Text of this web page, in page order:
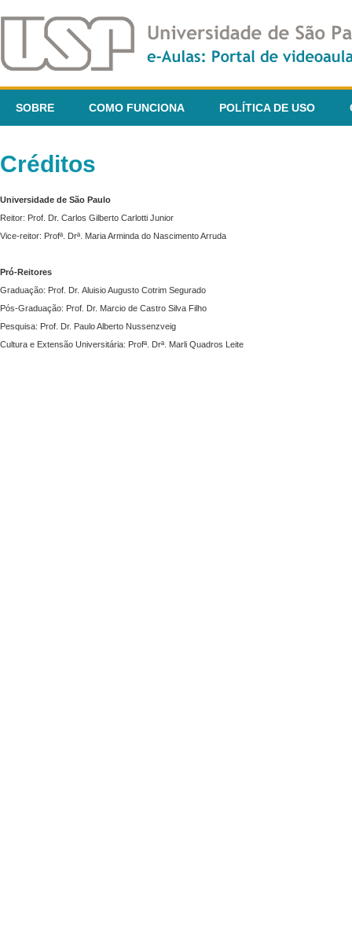
SOBRE COMO FUNCIONA POLÍTICA DE USO
Créditos
Universidade de São Paulo
Reitor: Prof. Dr. Carlos Gilberto Carlotti Junior
Vice-reitor: Profª. Drª. Maria Arminda do Nascimento Arruda
Pró-Reitores
Graduação: Prof. Dr. Aluisio Augusto Cotrim Segurado
Pós-Graduação: Prof. Dr. Marcio de Castro Silva Filho
Pesquisa: Prof. Dr. Paulo Alberto Nussenzveig
Cultura e Extensão Universitária: Profª. Drª. Marli Quadros Leite